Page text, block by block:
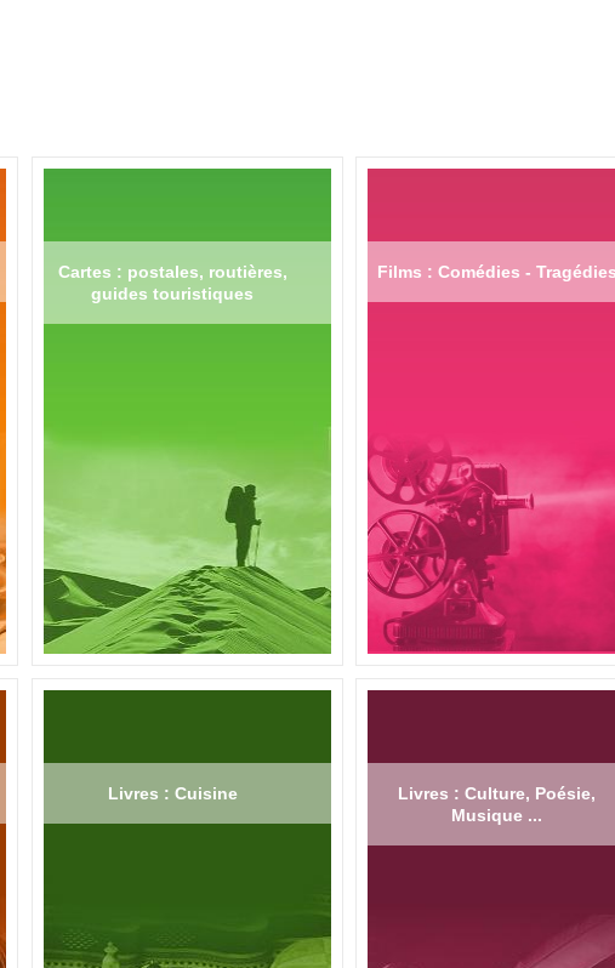
Cartes : postales, routières,
guides touristiques
Films : Comédies - Tragédies
Livres : Cuisine
Livres : Culture, Poésie,
Musique ...